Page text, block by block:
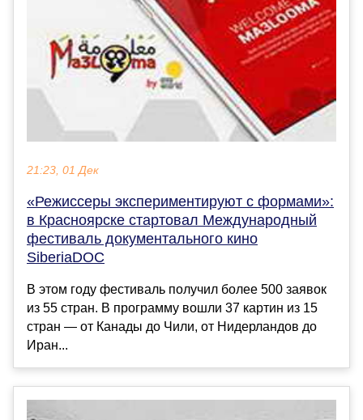
21:23, 01 Дек
«Режиссеры экспериментируют с формами»:
в Красноярске стартовал Международный
фестиваль документального кино
SiberiaDOC
В этом году фестиваль получил более 500 заявок
из 55 стран. В программу вошли 37 картин из 15
стран — от Канады до Чили, от Нидерландов до
Иран...